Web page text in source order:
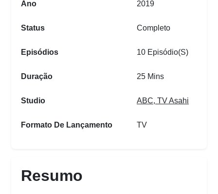
Ano 2019
Status Completo
Episódios 10 Episódio(s)
Duração 25 Mins
Studio ABC, TV Asahi
Formato De Lançamento TV
Resumo